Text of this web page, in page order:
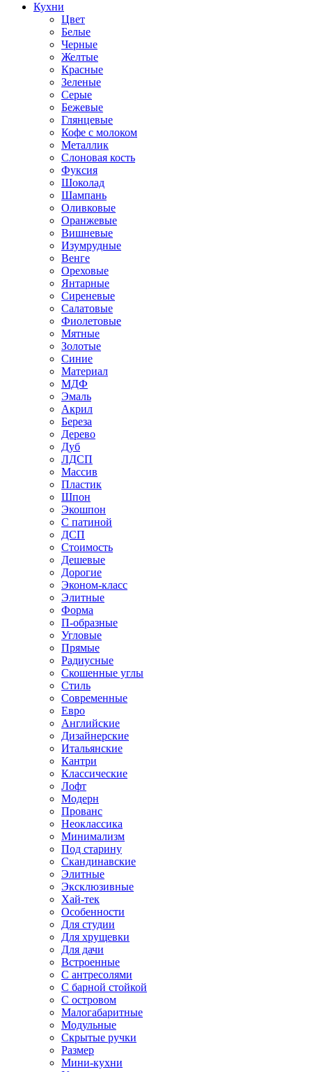
Кухни
Цвет
Белые
Черные
Желтые
Красные
Зеленые
Серые
Бежевые
Глянцевые
Кофе с молоком
Металлик
Слоновая кость
Фуксия
Шоколад
Шампань
Оливковые
Оранжевые
Вишневые
Изумрудные
Венге
Ореховые
Янтарные
Сиреневые
Салатовые
Фиолетовые
Мятные
Золотые
Синие
Материал
МДФ
Эмаль
Акрил
Береза
Дерево
Дуб
ЛДСП
Массив
Пластик
Шпон
Экошпон
С патиной
ДСП
Стоимость
Дешевые
Дорогие
Эконом-класс
Элитные
Форма
П-образные
Угловые
Прямые
Радиусные
Скошенные углы
Стиль
Современные
Евро
Английские
Дизайнерские
Итальянские
Кантри
Классические
Лофт
Модерн
Прованс
Неоклассика
Минимализм
Под старину
Скандинавские
Элитные
Эксклюзивные
Хай-тек
Особенности
Для студии
Для хрущевки
Для дачи
Встроенные
С антресолями
С барной стойкой
С островом
Малогабаритные
Модульные
Скрытые ручки
Размер
Мини-кухни